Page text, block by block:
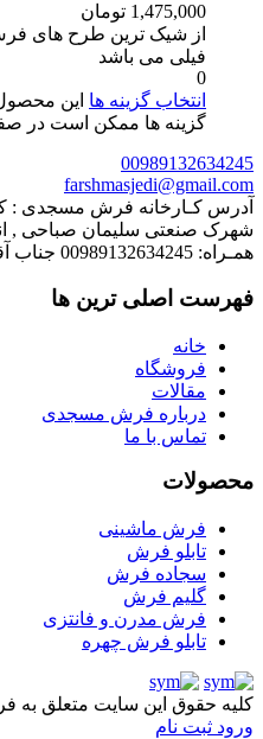
1,475,000 تومان
فیلی می باشد
0
انتخاب گزینه ها این
گزینه ها ممکن است در
00989132634245
farshmasjedi@gmail.com
آدرس کـارخانه فرش مسجدی :
همـراه: 00989132634245 جناب آقای مسجدی
فهرست اصلی ترین ها
خانه
فروشگاه
مقالات
درباره فرش مسجدی
تماس با ما
محصولات
فرش ماشینی
تابلو فرش
سجاده فرش
گلیم فرش
فرش مدرن و فانتزی
تابلو فرش چهره
کلیه حقوق این سایت متعلق
ورود ثبت نام